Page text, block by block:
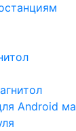
Android